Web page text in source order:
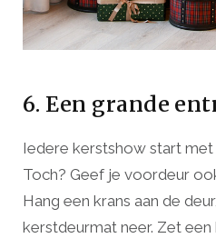
6. Een grande
Iedere kerstshow start met
Toch? Geef je voordeur
Hang een krans aan de
kerstdeurmat neer. Zet